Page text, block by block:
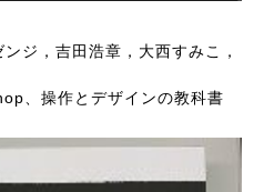
ジ，吉田浩章，大西すみこ，
、操作とデザインの教科書